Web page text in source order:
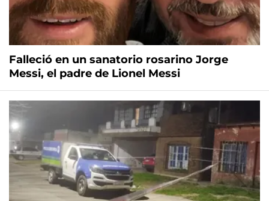
Falleció en un sanatorio rosarino Jorge
Messi, el padre de Lionel Messi